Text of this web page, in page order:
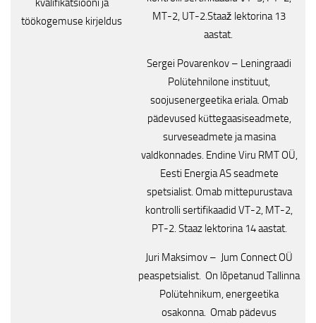
kvalifikatsiooni ja
töökogemuse kirjeldus
MT-2, UT-2.Staaž lektorina 13
aastat.
Sergei Povarenkov – Leningraadi
Polütehnilone instituut,
soojusenergeetika eriala. Omab
pädevused küttegaasiseadmete,
surveseadmete ja masina
valdkonnades. Endine Viru RMT OÜ,
Eesti Energia AS seadmete
spetsialist. Omab mittepurustava
kontrolli sertifikaadid VT-2, MT-2,
PT-2. Staaz lektorina 14 aastat.
Juri Maksimov – Jum Connect OÜ
peaspetsialist. On lõpetanud Tallinna
Polütehnikum, energeetika
osakonna. Omab pädevus